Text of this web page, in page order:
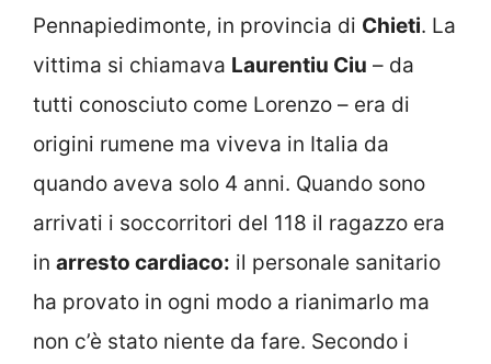
Pennapiedimonte, in provincia di Chieti. La
vittima si chiamava Laurentiu Ciu – da
tutti conosciuto come Lorenzo – era di
origini rumene ma viveva in Italia da
quando aveva solo 4 anni. Quando sono
arrivati i soccorritori del 118 il ragazzo era
in arresto cardiaco: il personale sanitario
ha provato in ogni modo a rianimarlo ma
non c’è stato niente da fare. Secondo i